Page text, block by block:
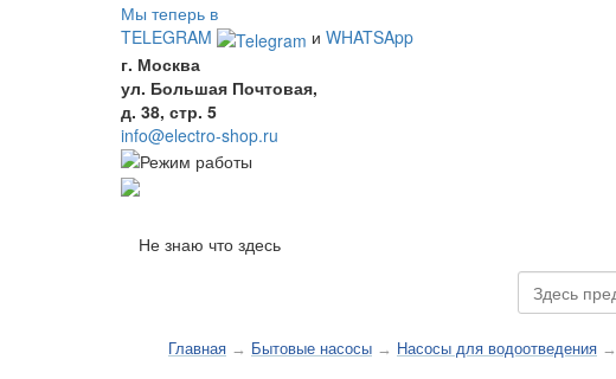
Мы теперь в
TELEGRAM
и WHATSApp
г. Москва
ул. Большая Почтовая,
д. 38, стр. 5
info@electro-shop.ru
Не знаю что здесь
Главная → Бытовые насосы → Насосы для водоотведения →